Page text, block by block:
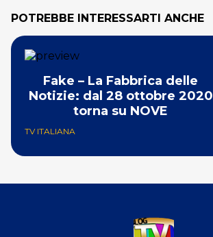
POTREBBE INTERESSARTI ANCHE
Fake – La Fabbrica delle
Notizie: dal 28 ottobre 2020
torna su NOVE
TV ITALIANA